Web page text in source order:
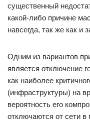
существенный
какой-либо причине
навсегда, так же как
Одним из вариантов
является отключение
как наиболее
(инфраструктуры) на
вероятность его
отключаются от сети